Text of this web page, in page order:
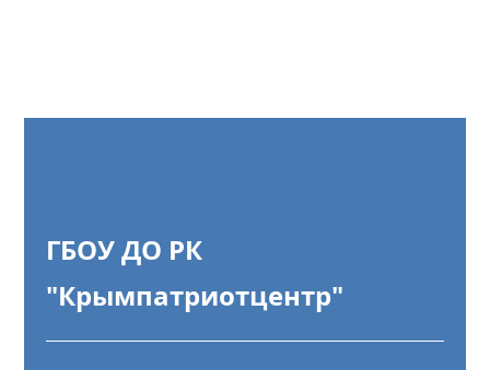
ГБОУ ДО РК
"Крымпатриотцентр"